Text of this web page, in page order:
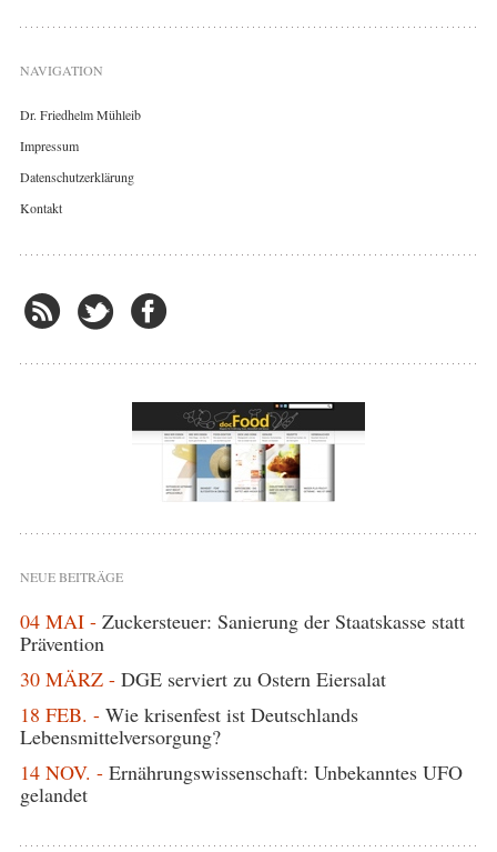
NAVIGATION
Dr. Friedhelm Mühleib
Impressum
Datenschutzerklärung
Kontakt
NEUE BEITRÄGE
04 MAI - Zuckersteuer: Sanierung der Staatskasse statt
Prävention
30 MÄRZ - DGE serviert zu Ostern Eiersalat
18 FEB. - Wie krisenfest ist Deutschlands
Lebensmittelversorgung?
14 NOV. - Ernährungswissenschaft: Unbekanntes UFO
gelandet